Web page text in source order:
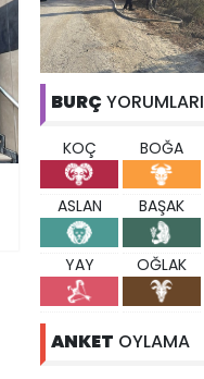
BURÇ YORUMLARI
KOÇ BOĞA
ASLAN BAŞAK
YAY OĞLAK
ANKET OYLAMA